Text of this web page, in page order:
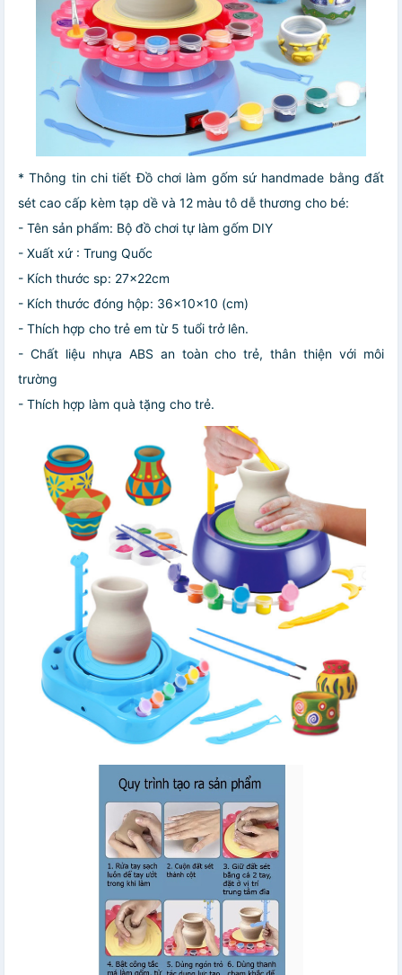
* Thông tin chi tiết Đồ chơi làm gốm sứ handmade bằng đất
sét cao cấp kèm tạp dề và 12 màu tô dễ thương cho bé:
- Tên sản phẩm: Bộ đồ chơi tự làm gốm DIY
- Xuất xứ : Trung Quốc
- Kích thước sp: 27x22cm
- Kích thước đóng hộp: 36x10x10 (cm)
- Thích hợp cho trẻ em từ 5 tuổi trở lên.
- Chất liệu nhựa ABS an toàn cho trẻ, thân thiện với môi
trường
- Thích hợp làm quà tặng cho trẻ.